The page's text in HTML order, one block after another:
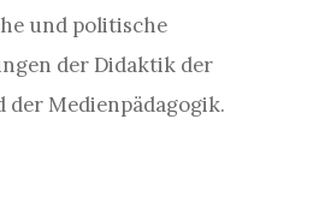
und politische
der Didaktik der
Medienpädagogik.